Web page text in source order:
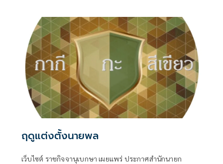
ฤดูแต่งตั้งนายพล
เว็บไซต์ ราชกิจจานุเบกษา เผยแพร่ ประกาศสำนักนายก